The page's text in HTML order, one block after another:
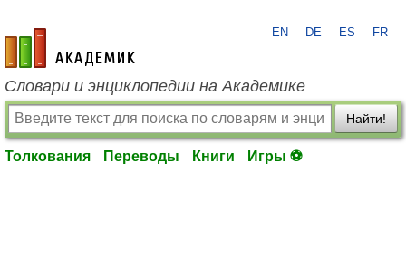
academic.ru
EN DE ES FR
Словари и энциклопедии на Академике
Найти!
Толкования Переводы Книги Игры ⚽